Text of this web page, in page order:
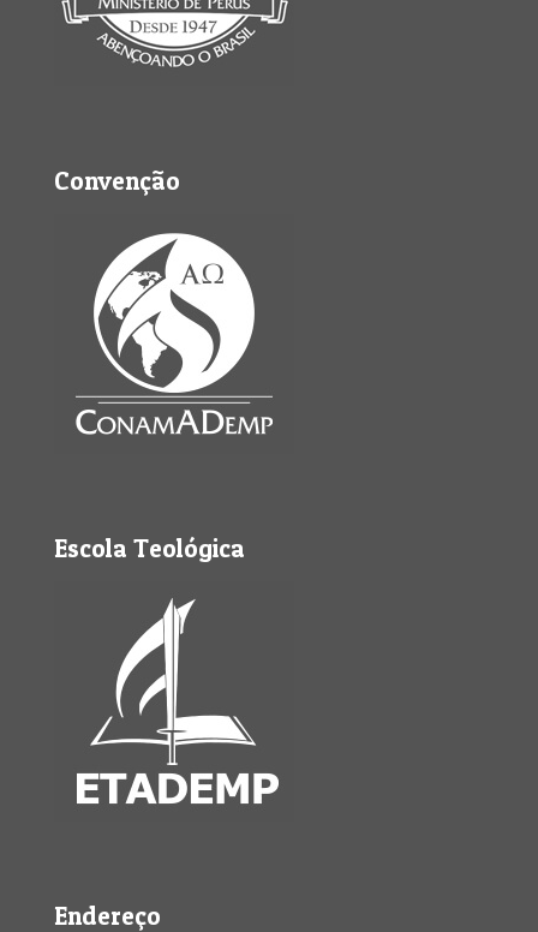
Convenção
Escola Teológica
Endereço